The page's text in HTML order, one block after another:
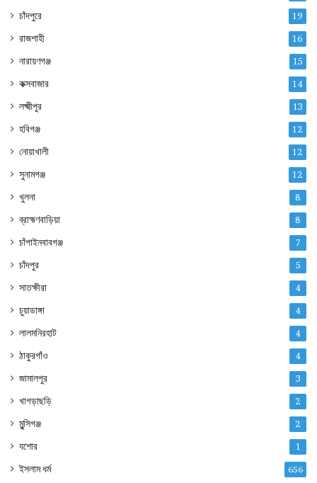
চাঁদপুরে 19
রাজশাহী 16
নারায়ণগঞ্জ 15
কক্সবাজার 14
লক্ষ্মীপুর 13
হবিগঞ্জ 12
নোয়াখালী 12
সুনামগঞ্জ 12
খুলনা 8
ব্রাহ্মণবাড়িয়া 8
চাঁপাইনবাবগঞ্জ 7
চাঁদপুর 5
সাতক্ষীরা 4
চুয়াডাঙ্গা 4
লালমনিরহাট 4
ঠাকুরগাঁও 4
জামালপুর 3
খাগড়াছড়ি 2
মুন্সিগঞ্জ 2
যশোর 1
ইসলাম ধর্ম 656